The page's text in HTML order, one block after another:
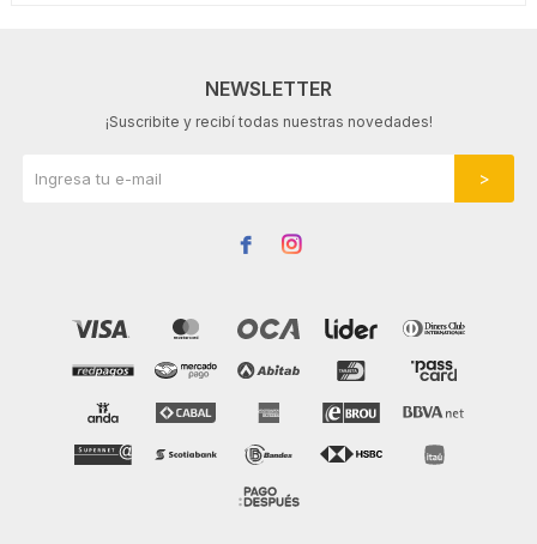
NEWSLETTER
¡Suscribite y recibí todas nuestras novedades!
 